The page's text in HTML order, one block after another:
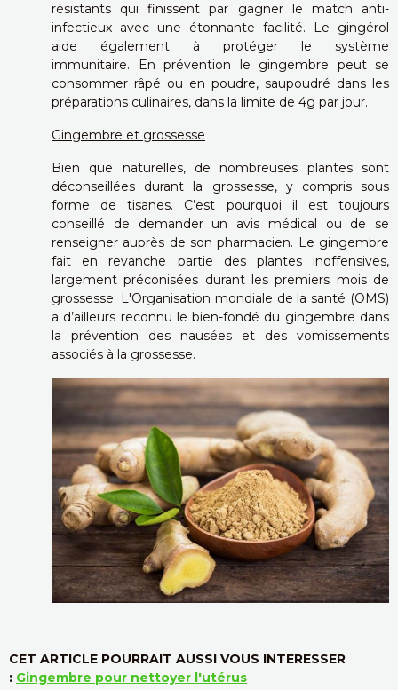
résistants qui finissent par gagner le match anti-
infectieux avec une étonnante facilité. Le gingérol
aide également à protéger le système
immunitaire.
En prévention le gingembre peut se
consommer râpé ou en poudre, saupoudré dans les
préparations culinaires, dans la limite de 4g par jour.
Gingembre et grossesse
Bien que naturelles, de nombreuses plantes sont
déconseillées durant la grossesse, y compris sous
forme de tisanes. C’est pourquoi il est toujours
conseillé de demander un avis médical ou de se
renseigner auprès de son pharmacien. Le gingembre
fait en revanche partie des plantes inoffensives,
largement préconisées durant les premiers mois de
grossesse. L'Organisation mondiale de la santé (OMS)
a d’ailleurs reconnu le bien-fondé du gingembre dans
la prévention des nausées et des vomissements
associés à la grossesse.
CET ARTICLE POURRAIT AUSSI VOUS INTERESSER
: Gingembre pour nettoyer l'utérus